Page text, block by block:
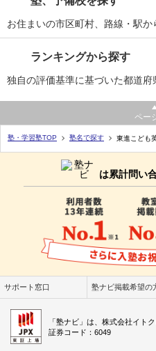
お住まいの市区町村、路線・駅か
ランキングから探す
独自の評価基準に基づいた都道府
ペー
塾・学習塾TOP 塾名で探す 東進こども
は累計問い
サポート窓口 塾ナビ掲載希望の
「塾ナビ」は、株式会社イト
証券コード：6049